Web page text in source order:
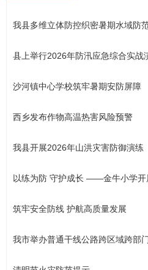
我县多维立体防控织密暑期水域防
县上举行2026年防汛应急综合实战
沙河镇中心学校筑牢暑期安防屏障
西乡发布作物高温热害风险预警
我县开展2026年山洪灾害防御演练
以练为防 守护成长 ——金牛小学开
筑牢安全防线 护航高质量发展
我市举办普通干线公路跨区域跨部